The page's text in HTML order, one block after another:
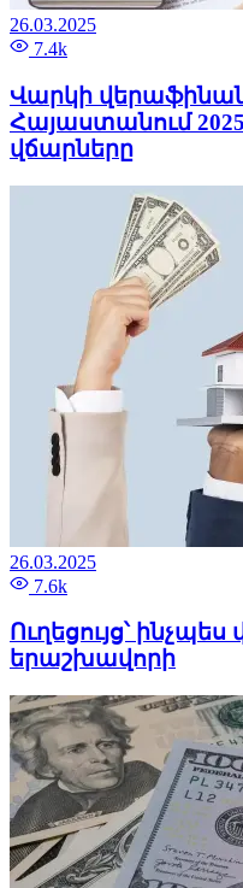
26.03.2025
7.4k
Վարկի
Հայաստանում
վճարները
26.03.2025
7.6k
Ուղեցույց՝
երաշխավորի